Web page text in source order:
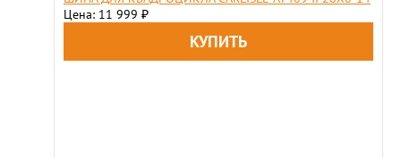
Цена: 11 999 ₽